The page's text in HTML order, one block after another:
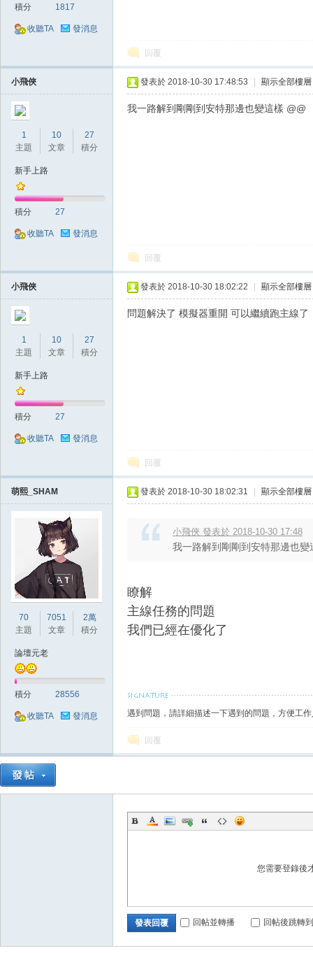
積分 1817
收聽TA 發消息
回覆
小飛俠
1
主題
10
文章
27
積分
新手上路
積分 27
收聽TA 發消息
發表於 2018-10-30 17:48:53 顯示全部樓層
我一路解到剛剛到安特那邊也變這樣 @@
回覆
小飛俠
1
主題
10
文章
27
積分
新手上路
積分 27
收聽TA 發消息
發表於 2018-10-30 18:02:22 顯示全部樓層
問題解決了 模擬器重開 可以繼續跑主線了
回覆
萌熙_SHAM
70
主題
7051
文章
2萬
積分
論壇元老
積分 28556
收聽TA 發消息
發表於 2018-10-30 18:02:31 顯示全部樓層
小飛俠 發表於 2018-10-30 17:48
我一路解到剛剛到安特那邊也變
瞭解
主線任務的問題
我們已經在優化了
遇到問題，請詳細描述一下遇到的問題，方便工
回覆
您需要登錄後
發表回覆 回帖並轉播 回帖後跳轉